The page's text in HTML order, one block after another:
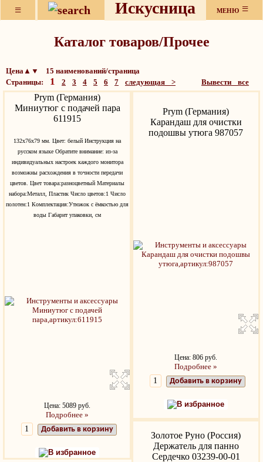
≡ Искусница МЕНЮ ≡
Каталог товаров/Прочее
Цена▲▼ 15 наименований/страница
Страницы: 1 2 3 4 5 6 7 следующая > Вывести все
Prym (Германия)
Миниутюг с подачей пара
611915
132х76х79 мм. Цвет: белый Инструкция на
русском языке Обратите внимание: из-за
индивидуальных настроек каждого монитора
возможны расхождения в точности передачи
цветов. Цвет товара:разноцветный Материалы
набора:Металл, Пластик Число цветов:1 Число
полотен:1 Комплектация:Утюжок с ёмкостью для
воды Габарит упаковки, см
Цена: 5089 руб.
Подробнее »
Добавить в корзину
В избранное
Prym (Германия)
Карандаш для очистки
подошвы утюга 987057
Цена: 806 руб.
Подробнее »
Добавить в корзину
В избранное
Золотое Руно (Россия)
Держатель для панно
Сердечко 03239-00-01